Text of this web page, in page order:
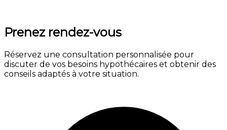
Prenez rendez-vous
Réservez une consultation personnalisée pour
discuter de vos besoins hypothécaires et obtenir des
conseils adaptés à votre situation.